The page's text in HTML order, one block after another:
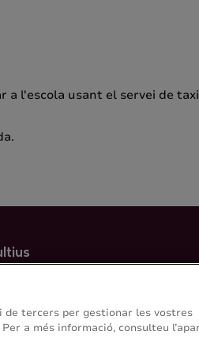
l'escola usant el servei de
i de Veterinària - Universitat
tercers per gestionar les vostres
a més informació, consulteu